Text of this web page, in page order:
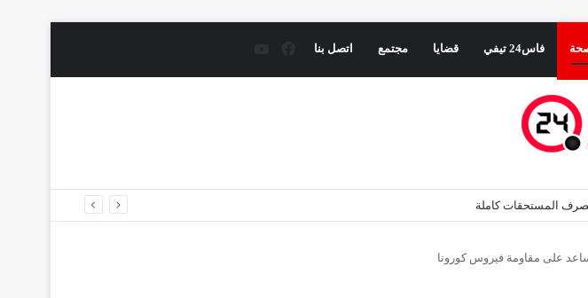
فاس24 تيفي قضايا مجتمع اتصل بنا
المستحقات كاملة
على مقاومة فيروس كورونا